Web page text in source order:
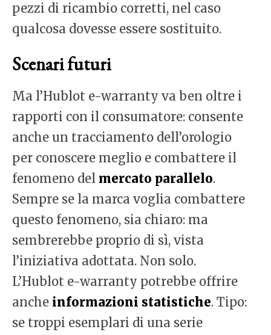
pezzi di ricambio corretti, nel caso
qualcosa dovesse essere sostituito.
Scenari futuri
Ma l’Hublot e-warranty va ben oltre i
rapporti con il consumatore: consente
anche un tracciamento dell’orologio
per conoscere meglio e combattere il
fenomeno del mercato parallelo.
Sempre se la marca voglia combattere
questo fenomeno, sia chiaro: ma
sembrerebbe proprio di sì, vista
l’iniziativa adottata. Non solo.
L’Hublot e-warranty potrebbe offrire
anche informazioni statistiche. Tipo:
se troppi esemplari di una serie